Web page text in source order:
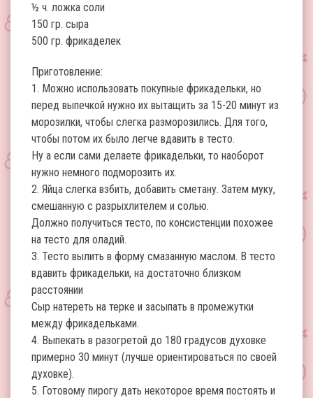
½ ч. ложка соли
150 гр. сыра
500 гр. фрикаделек
Приготовление:
1. Можно использовать покупные фрикадельки, но
перед выпечкой нужно их вытащить за 15-20 минут из
морозилки, чтобы слегка разморозились. Для того,
чтобы потом их было легче вдавить в тесто.
Ну а если сами делаете фрикадельки, то наоборот
нужно немного подморозить их.
2. Яйца слегка взбить, добавить сметану. Затем муку,
смешанную с разрыхлителем и солью.
Должно получиться тесто, по консистенции похожее
на тесто для оладий.
3. Тесто вылить в форму смазанную маслом. В тесто
вдавить фрикадельки, на достаточно близком
расстоянии
Сыр натереть на терке и засыпать в промежутки
между фрикадельками.
4. Выпекать в разогретой до 180 градусов духовке
примерно 30 минут (лучше ориентироваться по своей
духовке).
5. Готовому пирогу дать некоторое время постоять и